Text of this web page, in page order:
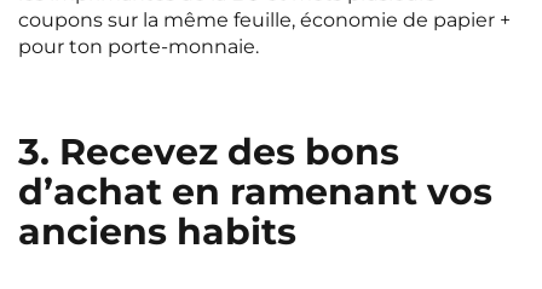
coupons sur la même feuille, économie de papier +
pour ton porte-monnaie.
3. Recevez des bons
d’achat en ramenant vos
anciens habits